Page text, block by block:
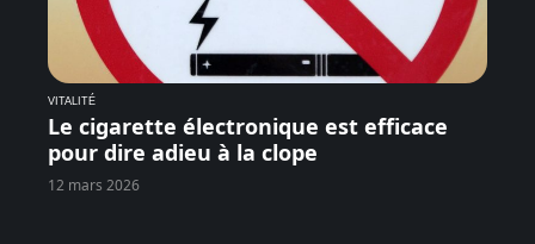
VITALITÉ
Le cigarette électronique est efficace
pour dire adieu à la clope
12 mars 2026